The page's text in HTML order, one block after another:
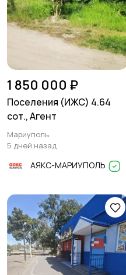
1 850 000 ₽
Поселения (ИЖС) 4.64
сот., Агент
Мариуполь
5 дней назад
АЯКС-МАРИУПОЛЬ